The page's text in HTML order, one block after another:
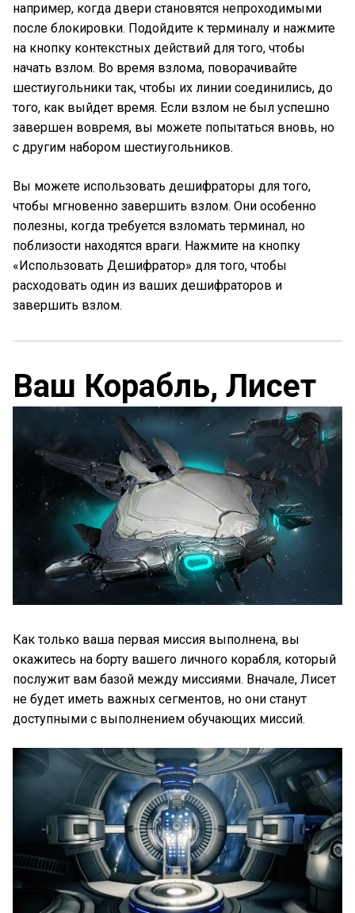
например, когда двери становятся непроходимыми
после блокировки. Подойдите к терминалу и нажмите
на кнопку контекстных действий для того, чтобы
начать взлом. Во время взлома, поворачивайте
шестиугольники так, чтобы их линии соединились, до
того, как выйдет время. Если взлом не был успешно
завершен вовремя, вы можете попытаться вновь, но
с другим набором шестиугольников.
Вы можете использовать дешифраторы для того,
чтобы мгновенно завершить взлом. Они особенно
полезны, когда требуется взломать терминал, но
поблизости находятся враги. Нажмите на кнопку
«Использовать Дешифратор» для того, чтобы
расходовать один из ваших дешифраторов и
завершить взлом.
Ваш Корабль, Лисет
Как только ваша первая миссия выполнена, вы
окажитесь на борту вашего личного корабля, который
послужит вам базой между миссиями. Вначале, Лисет
не будет иметь важных сегментов, но они станут
доступными с выполнением обучающих миссий.